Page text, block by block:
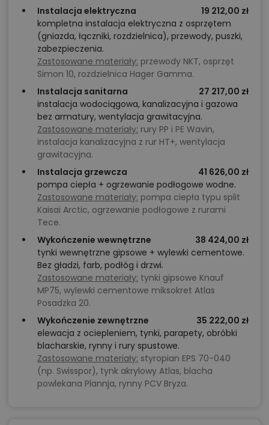
Instalacja elektryczna
19 212,00 zł
kompletna instalacja elektryczna z osprzętem
(gniazda, łączniki, rozdzielnica), przewody, puszki,
zabezpieczenia.
Zastosowane materiały: przewody NKT, osprzęt
Simon 10, rozdzielnica Hager Gamma.
Instalacja sanitarna
27 217,00 zł
instalacja wodociągowa, kanalizacyjna i gazowa
bez armatury, wentylacja grawitacyjna.
Zastosowane materiały: rury PP i PE Wavin,
instalacja kanalizacyjna z rur HT+, wentylacja
grawitacyjna.
Instalacja grzewcza
41 626,00 zł
pompa ciepła + ogrzewanie podłogowe wodne.
Zastosowane materiały: pompa ciepła typu split
Kaisai Arctic, ogrzewanie podłogowe z rurami
Tece.
Wykończenie wewnętrzne
38 424,00 zł
tynki wewnętrzne gipsowe + wylewki cementowe.
Bez gładzi, farb, podłóg i drzwi.
Zastosowane materiały: tynki gipsowe Knauf
MP75, wylewki cementowe miksokret Atlas
Posadzka 20.
Wykończenie zewnętrzne
35 222,00 zł
elewacja z ociepleniem, tynki, parapety, obróbki
blacharskie, rynny i rury spustowe.
Zastosowane materiały: styropian EPS 70-040
(np. Swisspor), tynk akrylowy Atlas, blacha
powlekana Plannja, rynny PCV Bryza.